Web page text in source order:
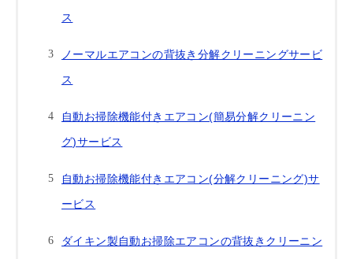
ス
ノーマルエアコンの背抜き分解クリーニングサービ
ス
自動お掃除機能付きエアコン(簡易分解クリーニン
グ)サービス
自動お掃除機能付きエアコン(分解クリーニング)サ
ービス
ダイキン製自動お掃除エアコンの背抜きクリーニン